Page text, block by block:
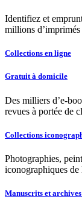
Identifiez et
millions d’imprimés
Collections en ligne
Gratuit à domicile
Des milliers d’e-
revues à portée de
Collections
Photographies,
iconographiques
Manuscrits et